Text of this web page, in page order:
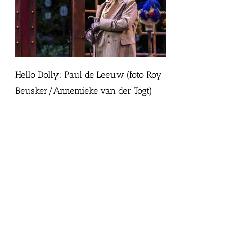
Hello Dolly: Paul de Leeuw (foto Roy
Beusker/Annemieke van der Togt)